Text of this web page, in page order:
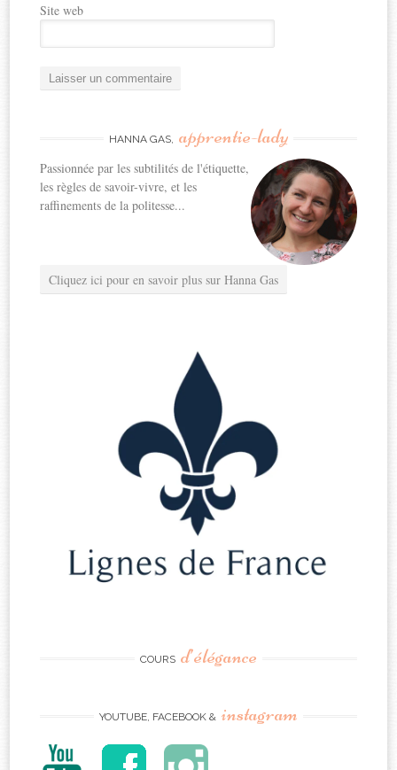
Site web
HANNA GAS, apprentie-lady
Passionnée par les subtilités de l'étiquette,
les règles de savoir-vivre, et les
raffinements de la politesse...
Cliquez ici pour en savoir plus sur Hanna Gas
COURS d’élégance
YOUTUBE, FACEBOOK & instagram